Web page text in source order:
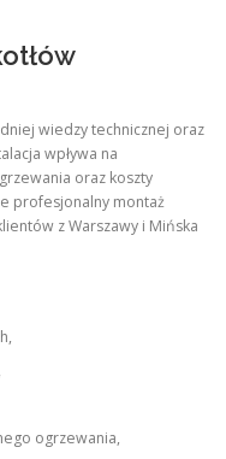
wiedzy technicznej oraz
wpływa na
oraz koszty
profesjonalny montaż
z Warszawy i Mińska
ogrzewania,